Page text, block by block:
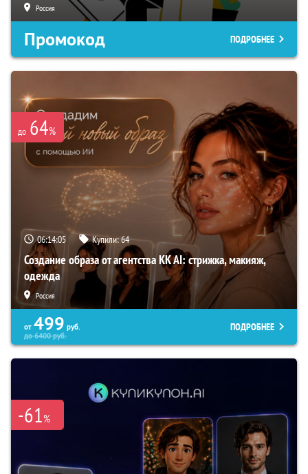
Россия
Промокод ПОДРОБНЕЕ
до 64%
06:14:04 Купили:64
Создание образа от агентства KK AI: стрижка, макияж,
одежда
Россия
от 499 руб.
до6400руб.
ПОДРОБНЕЕ
-61%